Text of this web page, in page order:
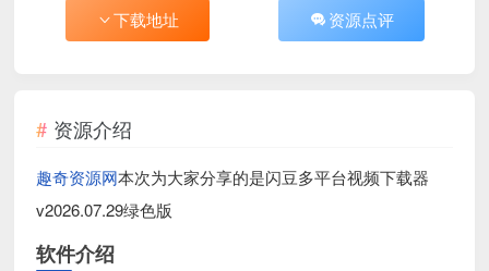
下载地址 资源点评
资源介绍
趣奇资源网本次为大家分享的是闪豆多平台视频下载器
v2026.07.29绿色版
软件介绍